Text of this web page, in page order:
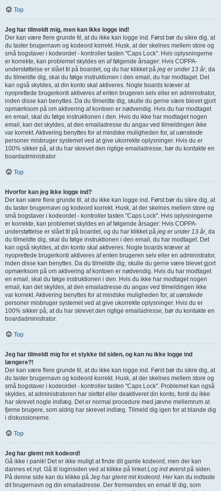
Top
Jeg har tilmeldt mig, men kan ikke logge ind!
Der kan være flere grunde til, at du ikke kan logge ind. Først bør du sikre dig, at
du taster brugernavn og kodeord korrekt. Husk, at der skelnes mellem store og
små bogstaver i kodeordet - kontroller tasten "Caps Lock". Hvis oplysningerne
er korrekte, kan problemet skyldes en af følgende årsager: Hvis COPPA-
understøttelse er slået til på boardet, og du har klikket på jeg er under 13 år, da
du tilmeldte dig, skal du følge instruktionen i den email, du har modtaget. Det
kan også skyldes, at din konto skal aktiveres. Nogle boards kræver at
nyoprettede brugerkonti aktiveres af enten brugeren selv eller en administrator,
inden disse kan benyttes. Da du tilmeldte dig, skulle du gerne være blevet gjort
opmærksom på om aktivering af kontoen er nødvendig. Hvis du har modtaget
en email, skal du følge instruktionen i den. Hvis du ikke har modtaget nogen
email, kan det skyldes, at den emailadresse du angav ved tilmeldingen ikke
var korrekt. Aktivering benyttes for at mindske muligheden for, atuønskede
personer misbruger systemet ved at give ukorrekte oplysninger. Hvis du er
100% sikker på, at du har skrevet den rigtige emailadresse, bør du kontakte en
boardadministrator.
Top
Hvorfor kan jeg ikke logge ind?
Der kan være flere grunde til, at du ikke kan logge ind. Først bør du sikre dig, at
du taster brugernavn og kodeord korrekt. Husk, at der skelnes mellem store og
små bogstaver i kodeordet - kontroller tasten "Caps Lock". Hvis oplysningerne
er korrekte, kan problemet skyldes en af følgende årsager: Hvis COPPA-
understøttelse er slået til på boardet, og du har klikket på jeg er under 13 år, da
du tilmeldte dig, skal du følge instruktionen i den email, du har modtaget. Det
kan også skyldes, at din konto skal aktiveres. Nogle boards kræver at
nyoprettede brugerkonti aktiveres af enten brugeren selv eller en administrator,
inden disse kan benyttes. Da du tilmeldte dig, skulle du gerne være blevet gjort
opmærksom på om aktivering af kontoen er nødvendig. Hvis du har modtaget
en email, skal du følge instruktionen i den. Hvis du ikke har modtaget nogen
email, kan det skyldes, at den emailadresse du angav ved tilmeldingen ikke
var korrekt. Aktivering benyttes for at mindske muligheden for, atuønskede
personer misbruger systemet ved at give ukorrekte oplysninger. Hvis du er
100% sikker på, at du har skrevet den rigtige emailadresse, bør du kontakte en
boardadministrator.
Top
Jeg har tilmeldt mig for et stykke tid siden, og kan nu ikke logge ind
længere?!
Der kan være flere grunde til, at du ikke kan logge ind. Først bør du sikre dig, at
du taster brugernavn og kodeord korrekt. Husk, at der skelnes mellem store og
små bogstaver i kodeordet - kontroller tasten "Caps Lock". Problemet kan også
skyldes, at administratoren har slettet eller deaktiveret din konto, fordi du ikke
har skrevet nogle indlæg. Det er normal procedure med jævne mellemrum at
fjerne brugere, som aldrig har skrevet indlæg. Tilmeld dig igen for at blande dig
i diskussionerne.
Top
Jeg har glemt mit kodeord!
Gå ikke i panik! Det er ikke muligt at finde dit gamle kodeord, men der kan
dannes et nyt. Gå til loginsiden ved at klikke på linketLog ind øverst på siden.
På denne side kan du klikke på Jeg har glemt mit kodeord. Her kan du indtaste
dit brugernavn og din emailadresse. Der fremsendes en email til dig, som